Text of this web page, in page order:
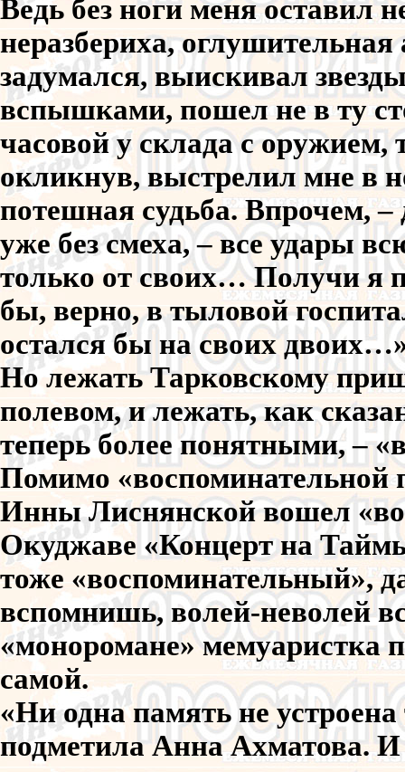
Ведь без ноги меня оставил
неразбериха,
задумался, выискивал
вспышками, пошел не в ту
часовой у склада с
окликнув, выстрелил мне в
потешная судьба. Впрочем,
уже без смеха, – все удары
только от своих… Получи я
бы, верно, в тыловой
остался бы на своих
Но лежать Тарковскому
полевом, и лежать, как
теперь более понятными, –
Помимо «воспоминательной
Инны Лиснянской вошел
Окуджаве «Концерт на
тоже «воспоминательный»,
вспомнишь, волей-неволей
«моноромане» мемуаристка
самой.
«Ни одна память не
подметила Анна Ахматова.